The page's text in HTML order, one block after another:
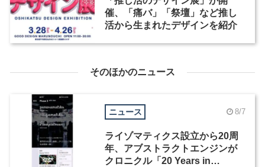
催、「痛バ」「祭壇」など推し
活から生まれたデザインを紹介
そのほかのニュース
ニュース 8/7
ライゾマティクス設立から20周
年、アブストラクトエンジンが
クロニクル「20 Years in